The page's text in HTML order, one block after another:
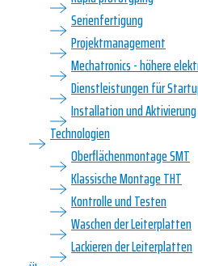
Serienfertigung
Projektmanagement
Mechatronics - höhere
Dienstleistungen für
Installation und Aktivierung
Technologien
Oberflächenmontage SMT
Klassische Montage THT
Kontrolle und Testen
Waschen der Leiterplatten
Lackieren der Leiterplatten